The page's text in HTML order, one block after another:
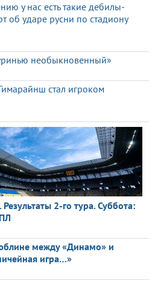
у нас есть такие дебилы-
об ударе русни по стадиону
необыкновенный»
стал игроком
2-го тура. Суббота:
между «Динамо» и
игра…»